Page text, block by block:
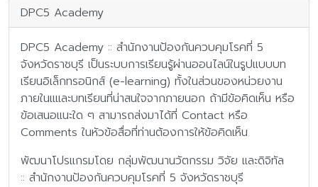
DPC5 Academy
DPC5 Academy :: สำนักงานป้องกันควบคุมโรคที่ 5
จังหวัดราชบุรี เป็นระบบการเรียนรู้ผ่านออนไลน์ในรูปแบบบท
เรียนอิเล็กทรอนิกส์ (e-learning) ทั้งในส่วนของหน่วยงาน
ภายในแและบทเรียนที่น่าสนใจจากภายนอก ถ้ามีข้อคิดเห็น หรือ
ข้อเสนอแนะใด ๆ สามารถส่งมาได้ที่ Contact หรือ
Comments ในหัวข้อสื่อที่ท่านต้องการให้ข้อคิดเห็น
พัฒนาโปรแกรมโดย กลุ่มพัฒนานวัตกรรม วิจัย และดิจิทัล
:: สำนักงานป้องกันควบคุมโรคที่ 5 จังหวัดราชบุรี